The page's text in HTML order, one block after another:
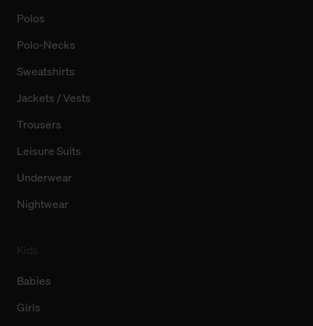
Polos
Polo-Necks
Sweatshirts
Jackets / Vests
Trousers
Leisure Suits
Underwear
Nightwear
Babies
Girls